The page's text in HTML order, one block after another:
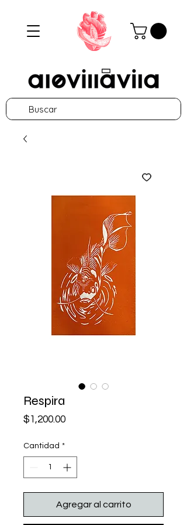
Respira
$1,200.00Precio
Cantidad *
Agregar al carrito